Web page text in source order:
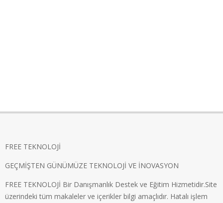
FREE TEKNOLOJİ
GEÇMİŞTEN GÜNÜMÜZE TEKNOLOJİ VE İNOVASYON
FREE TEKNOLOJİ Bir Danışmanlık Destek ve Eğitim Hizmetidir.Site
üzerindeki tüm makaleler ve içerikler bilgi amaçlıdır. Hatalı işlem